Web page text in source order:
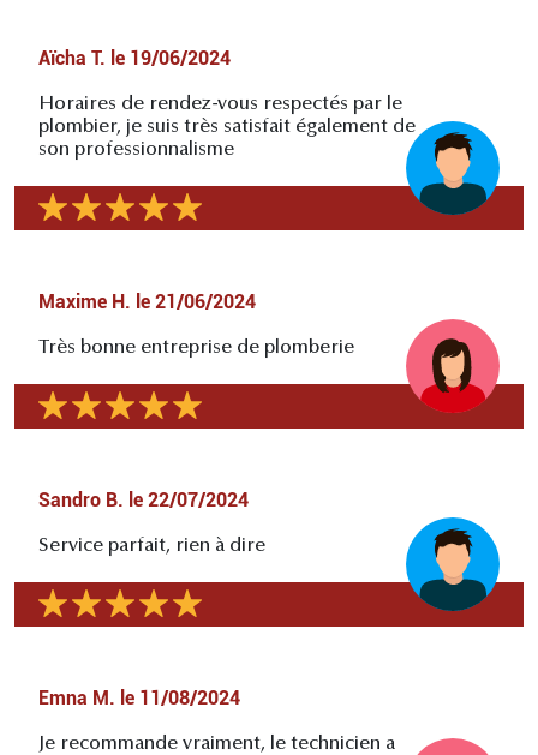
Aïcha T. le 19/06/2024
Horaires de rendez-vous respectés par le
plombier, je suis très satisfait également de
son professionnalisme
Maxime H. le 21/06/2024
Très bonne entreprise de plomberie
Sandro B. le 22/07/2024
Service parfait, rien à dire
Emna M. le 11/08/2024
Je recommande vraiment, le technicien a